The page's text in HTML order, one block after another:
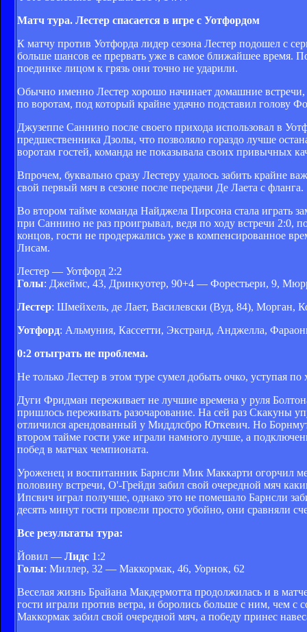
Матч тура. Лестер спасается в игре с Уотфордом
К матчу против Уотфорда лидер сезона Лестер подошел с
больше шансов ее прервать уже в самое ближайшее время.
поединке лицом к грязь они точно не ударили.
Обычно именно Лестер хорошо начинает домашние встречи,
по воротам, под который крайне удачно подставил голову
Джузеппе Саннино после своего прихода использовал в
предшественника Дзолы, что позволяло гораздо лучше
воротам гостей, команда не показывала своих привычных
Впрочем, буквально сразу Лестеру удалось забить крайне
свой первый мяч в сезоне после передачи Де Лаета с фланга.
Во втором тайме команда Найджела Пирсона стала играть
при Саннино не раз проигрывал, ведя по ходу встречи 2:0,
концов, гости не продержались уже в компенсированное
Лисам.
Лестер — Уотфорд 2:2
Голы: Джеймс, 43, Дринкуотер, 90+4 — Форестьери, 9,
Лестер: Шмейхель, де Лает, Василевски (Вуд, 84), Морган,
Уотфорд: Альмуния, Кассетти, Экстранд, Анджелла,
0:2 отыграть не проблема.
Не только Лестер в этом туре сумел добыть очко, уступая по
Дуги Фридман переживает не лучшие времена у руля
пришлось переживать разочарование. На сей раз Скакуны
отличился арендованный у Миддлсбро Юткевич. Но
втором тайме гости уже играли намного лучше, а
побед в матчах чемпионата.
Уроженец и воспитанник Барнсли Мик Маккарти огорчил
половину встречи, О'-Грейди забил свой очередной мяч
Ипсвич играл получше, однако это не помешало Барнсли
десять минут гости провели просто убойно, они сравняли
Все результаты тура:
Йовил — Лидс 1:2
Голы: Миллер, 32 — Маккормак, 46, Уорнок, 62
Веселая жизнь Брайана Макдермотта продолжилась и в
гости играли против ветра, и боролись больше с ним, чем с
Маккормак забил свой очередной мяч, а победу принес